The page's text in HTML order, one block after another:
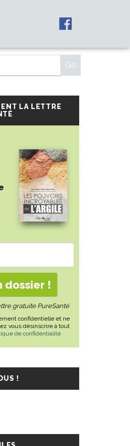
LA LETTRE
gratuite PureSanté
confidentielle et ne
vous désinscrire à tout
de confidentialité
!